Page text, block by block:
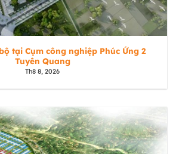
tại Cụm công nghiệp Phúc Ứng 2
Tuyên Quang
Th8 8, 2026